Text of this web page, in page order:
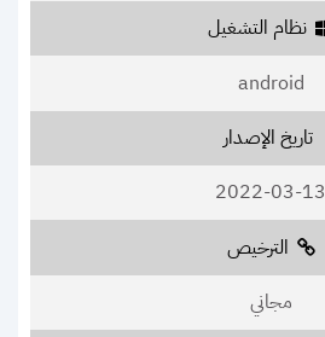
نظام التشغيل
android
تاريخ الإصدار
2022-03-13
الترخيص
مجاني